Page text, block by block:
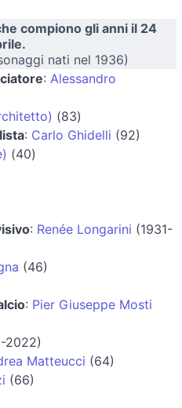
compiono gli anni il 24
nati nel 1936)
: Alessandro
(83)
: Carlo Ghidelli (92)
(40)
: Renée Longarini (1931-
(46)
: Pier Giuseppe Mosti
2022)
Matteucci (64)
(66)